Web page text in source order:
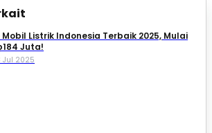
Mobil Listrik Indonesia Terbaik 2025, Mulai
Juta!
Jul 2025